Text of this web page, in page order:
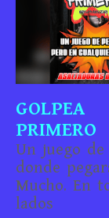
GOLPEA
PRIMERO
Un juego de
donde
Mucho. En
lados